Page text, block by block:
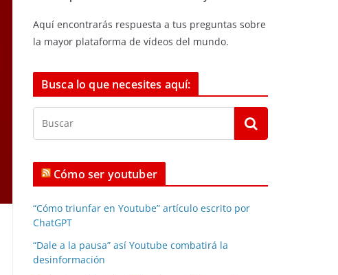
Aquí encontrarás respuesta a tus preguntas sobre
la mayor plataforma de vídeos del mundo.
Busca lo que necesites aquí:
Cómo ser youtuber
“Cómo triunfar en Youtube” artículo escrito por
ChatGPT
“Dale a la pausa” así Youtube combatirá la
desinformación